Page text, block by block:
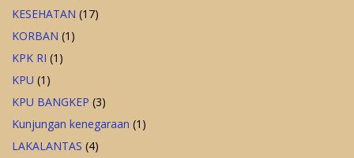
KESEHATAN (17)
KORBAN (1)
KPK RI (1)
KPU (1)
KPU BANGKEP (3)
Kunjungan kenegaraan (1)
LAKALANTAS (4)